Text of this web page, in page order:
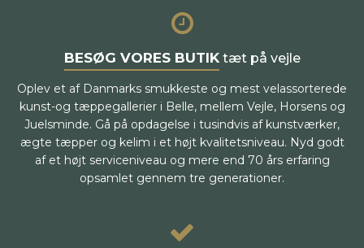
BESØG VORES BUTIKtæt på vejle
Oplev et af Danmarks smukkeste og mest velassorterede
kunst-og tæppegallerier i Belle, mellem Vejle, Horsens og
Juelsminde. Gå på opdagelse i tusindvis af kunstværker,
ægte tæpper og kelim i et højt kvalitetsniveau. Nyd godt
af et højt serviceniveau og mere end 70 års erfaring
opsamlet gennem tre generationer.